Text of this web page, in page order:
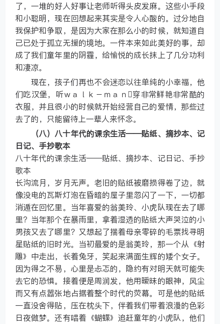
了，一堆的好人好事让老师听得头皮发麻。这些小手段
和小聪明，现在回想起来其实是令人心酸的。过分地自
我保护和争取，是因为大家在那么小的时候，就知道自
己已处于孤立无援的境地。一件本来如此美好的事，却
成了我们童年里的阴霾，给愉悦的成长抹上了几分功利
和凄凉。
现在，孩子们再也不会迷恋以往单纯的小幸福，他
们吃汉堡，听ｗａｌｋ－ｍａｎ穿非常鲜艳非常酷的
衣服，并且很小的时候就开始经营自己的爱情，那些过
去了的，只能留待上一辈人来怀念。
（八）八十年代的课余生活——贴纸、摘抄本、记
日记、手抄歌本
八十年代的课余生活——贴纸、摘抄本、记日记、手抄
歌本
长沟流月，岁月无声。老旧的贴纸被磨损得卷了边，就
像没电的瓦斯灯泡在昏暗的屋子里忽闪了一下，一切都
消遁在回忆里。当年喜爱的翁美玲、小虎队现在去了哪
里？当年那个在暴雨里，拿着湿透的贴纸大声哭泣的小
男孩又去了哪里？又想起了揣着母亲零碎的毛票找寻明
星贴纸的旧时光。当初最爱的是翁美玲，那一个从《射
雕》中走出，长着兔牙，笑起来满面生辉的矮个女子。
因为得之不易，心里是忐忑的，隐约有对明天就可能失
去它的恐惧。接着便是周润发，他用暧昧的眼神，风尘
而又有点嚣张地占据着整个时代的荧幕。可是他的贴纸
一直没舍得贴，压在枕头下，伴着我们带着浪漫的色彩
日夜做梦。还有唱着《蝴蝶》追赶童年的小虎队，他们